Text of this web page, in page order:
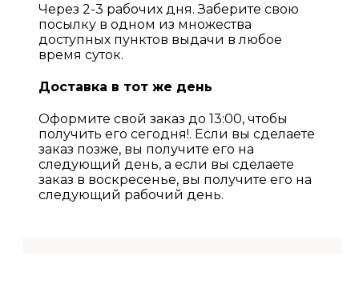
Через 2-3 рабочих дня. Заберите свою
посылку в одном из множества
доступных пунктов выдачи в любое
время суток.
Доставка в тот же день
Оформите свой заказ до 13:00, чтобы
получить его сегодня!. Если вы сделаете
заказ позже, вы получите его на
следующий день, а если вы сделаете
заказ в воскресенье, вы получите его на
следующий рабочий день.